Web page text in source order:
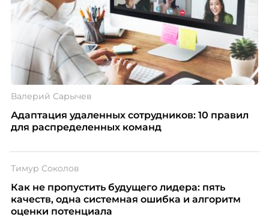
Валерий Сарычев
Адаптация удаленных сотрудников: 10 правил
для распределенных команд
Тимур Соколов
Как не пропустить будущего лидера: пять
качеств, одна системная ошибка и алгоритм
оценки потенциала